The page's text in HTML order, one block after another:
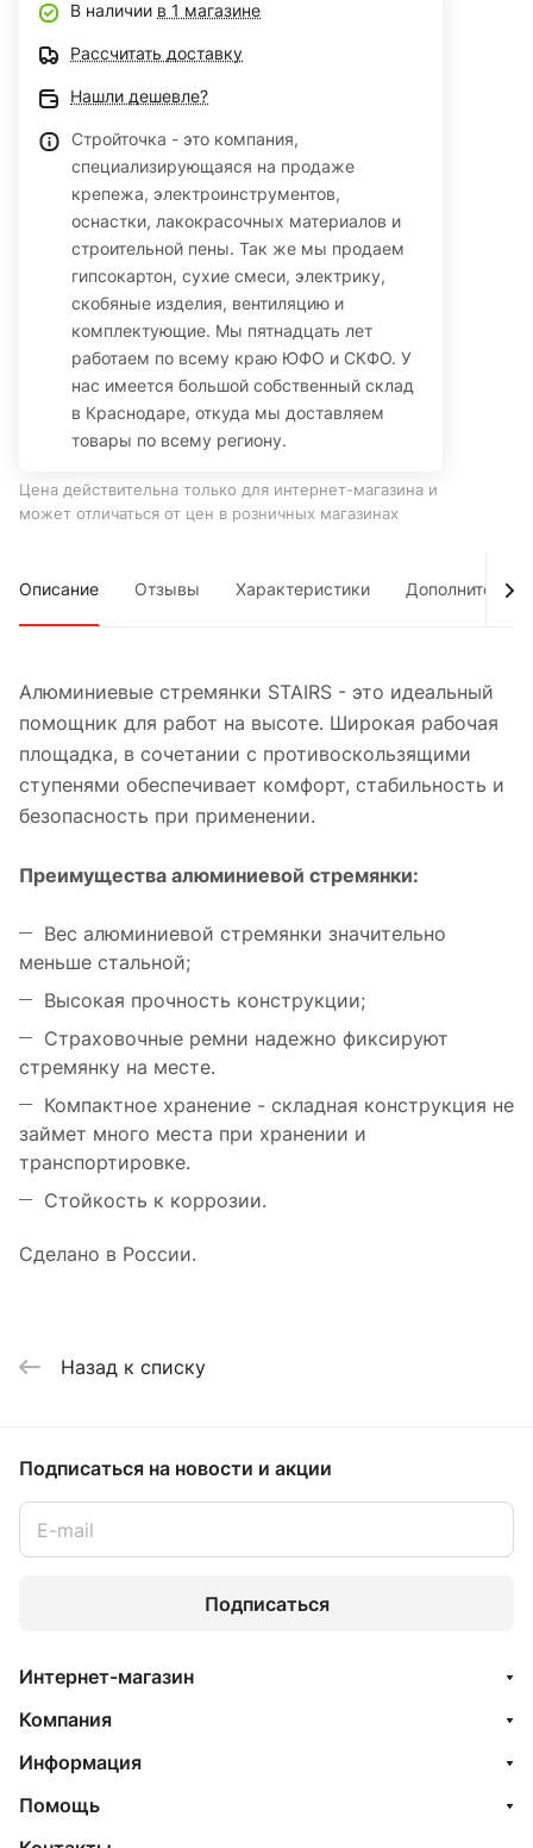
В наличии в 1 магазине
Рассчитать доставку
Нашли дешевле?
Стройточка - это компания,
специализирующаяся на продаже
крепежа, электроинструментов,
оснастки, лакокрасочных материалов и
строительной пены. Так же мы продаем
гипсокартон, сухие смеси, электрику,
скобяные изделия, вентиляцию и
комплектующие. Мы пятнадцать лет
работаем по всему краю ЮФО и СКФО. У
нас имеется большой собственный склад
в Краснодаре, откуда мы доставляем
товары по всему региону.
Цена действительна только для интернет-магазина и
может отличаться от цен в розничных магазинах
Описание Отзывы Характеристики Дополнительно
Алюминиевые стремянки STAIRS - это идеальный
помощник для работ на высоте. Широкая рабочая
площадка, в сочетании с противоскользящими
ступенями обеспечивает комфорт, стабильность и
безопасность при применении.
Преимущества алюминиевой стремянки:
Вес алюминиевой стремянки значительно
меньше стальной;
Высокая прочность конструкции;
Страховочные ремни надежно фиксируют
стремянку на месте.
Компактное хранение - складная конструкция не
займет много места при хранении и
транспортировке.
Стойкость к коррозии.
Сделано в России.
Назад к списку
Подписаться на новости и акции
Подписаться
Интернет-магазин
Компания
Информация
Помощь